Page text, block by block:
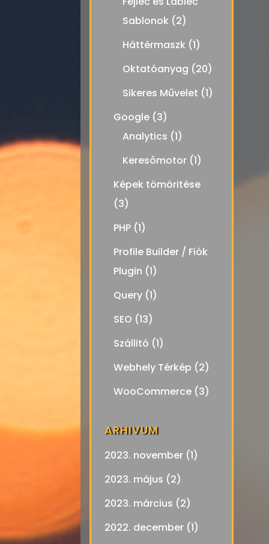
Sablonok (2)
Háttérmaszk (1)
Oktatóanyag (20)
Sikeres Művelet (1)
Google (3)
Analytics (1)
Keresőmotor (1)
Képek tömöritése
(3)
PHP (1)
Profile Builder / Fiók
Plugin (1)
Query (1)
SEO (13)
Szállitó (1)
Webhely Térkép (2)
WooCommerce (3)
ARHIVUM
2023. november (1)
2023. május (2)
2023. március (2)
2022. december (1)